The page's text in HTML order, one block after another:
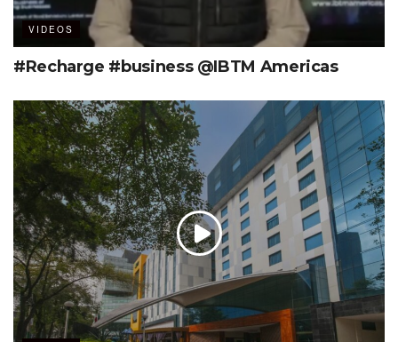
VIDEOS
#Recharge #business @IBTM Americas